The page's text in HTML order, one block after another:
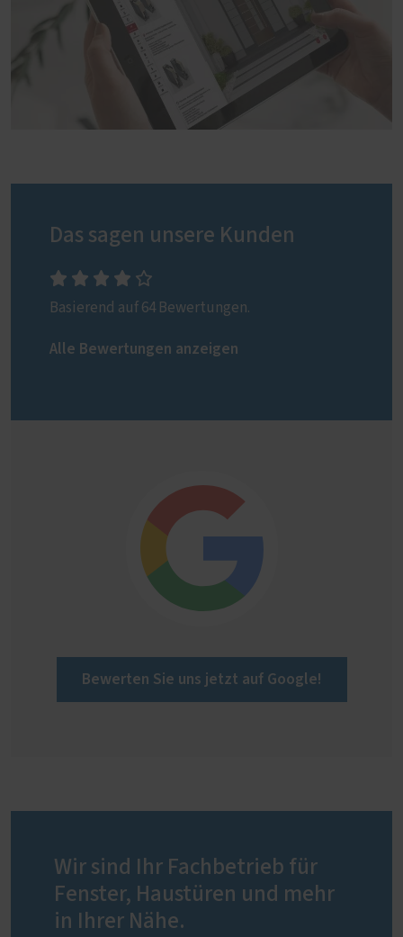
Das sagen unsere Kunden
Basierend auf 64 Bewertungen.
Alle Bewertungen anzeigen
Bewerten Sie uns jetzt auf Google!
Wir sind Ihr Fachbetrieb für
Fenster, Haustüren und mehr
in Ihrer Nähe.